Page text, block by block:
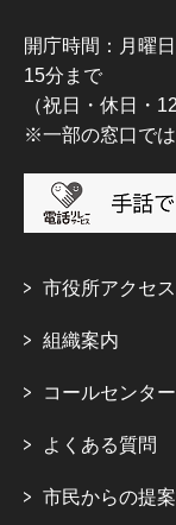
開庁時間：月曜
15分まで
（祝日・休日・
※一部の窓口で
市役所アクセ
組織案内
コールセンタ
よくある質問
市民からの提案